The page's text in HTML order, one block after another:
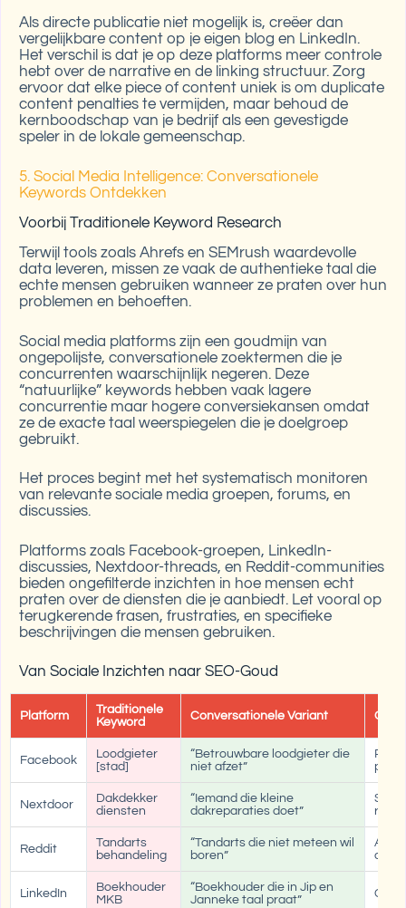
Als directe publicatie niet mogelijk is, creëer dan
vergelijkbare content op je eigen blog en LinkedIn.
Het verschil is dat je op deze platforms meer controle
hebt over de narrative en de linking structuur. Zorg
ervoor dat elke piece of content uniek is om duplicate
content penalties te vermijden, maar behoud de
kernboodschap van je bedrijf als een gevestigde
speler in de lokale gemeenschap.
5. Social Media Intelligence: Conversationele
Keywords Ontdekken
Voorbij Traditionele Keyword Research
Terwijl tools zoals Ahrefs en SEMrush waardevolle
data leveren, missen ze vaak de authentieke taal die
echte mensen gebruiken wanneer ze praten over hun
problemen en behoeften.
Social media platforms zijn een goudmijn van
ongepolijste, conversationele zoektermen die je
concurrenten waarschijnlijk negeren. Deze
“natuurlijke” keywords hebben vaak lagere
concurrentie maar hogere conversiekansen omdat
ze de exacte taal weerspiegelen die je doelgroep
gebruikt.
Het proces begint met het systematisch monitoren
van relevante sociale media groepen, forums, en
discussies.
Platforms zoals Facebook-groepen, LinkedIn-
discussies, Nextdoor-threads, en Reddit-communities
bieden ongefilterde inzichten in hoe mensen echt
praten over de diensten die je aanbiedt. Let vooral op
terugkerende frasen, frustraties, en specifieke
beschrijvingen die mensen gebruiken.
Van Sociale Inzichten naar SEO-Goud
Platform
Traditionele
Keyword
Conversationele Variant
Facebook
Loodgieter
[stad]
“Betrouwbare loodgieter die
niet afzet”
Nextdoor
Dakdekker
diensten
“Iemand die kleine
dakreparaties doet”
Reddit
Tandarts
behandeling
“Tandarts die niet meteen wil
boren”
LinkedIn
Boekhouder
MKB
“Boekhouder die in Jip en
Janneke taal praat”